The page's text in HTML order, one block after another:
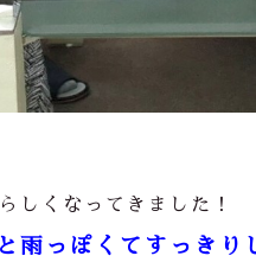
しくなってきました！
雨っぽくてすっきり